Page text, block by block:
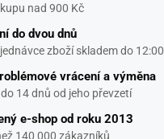
nad 900 Kč
do dvou dnů
zboží skladem do 12:00
vrácení a výměna
14 dnů od jeho převzetí
e-shop od roku 2013
140 000 zákazníků